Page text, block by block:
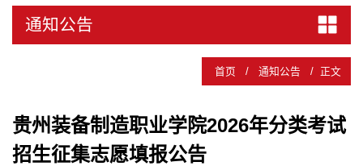
通知公告
首页 / 通知公告 / 正文
贵州装备制造职业学院2026年分类考试
招生征集志愿填报公告